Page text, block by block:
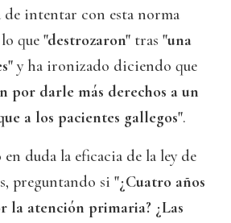
de intentar con esta norma
que "destrozaron" tras "una
y ha ironizado diciendo que
por darle más derechos a un
a los pacientes gallegos".
en duda la eficacia de la ley de
preguntando si "¿Cuatro años
la atención primaria? ¿Las